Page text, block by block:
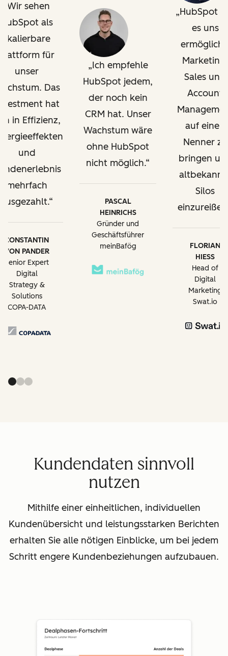
Wir sehen
HubSpot als
skalierbare
für
unser
Das
hat
in Effizienz,
und
mehrfach
ausgezahlt.
CONSTANTIN
VON PANDER
Senior Expert
Digital
Strategy &
Solutions
COPA-DATA
Ich empfehle
HubSpot jedem,
der noch kein
CRM hat. Unser
Wachstum wäre
ohne HubSpot
nicht möglich.
PASCAL
HEINRICHS
Gründer und
Geschäftsführer
meinBafög
HubSpot
es uns
Marketing,
Sales und
Account
auf einen
Nenner zu
bringen
Silos
FLORIAN
HIESS
Head of
Digital
Marketing
Swat.io
Kundendaten sinnvoll
nutzen
Mithilfe einer einheitlichen, individuellen
Kundenübersicht und leistungsstarken Berichten
erhalten Sie alle nötigen Einblicke, um bei jedem
Schritt engere Kundenbeziehungen aufzubauen.